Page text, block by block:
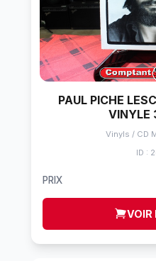
PAUL PICHE
VINYLE
Vinyls / CD
ID :
PRIX
VOIR